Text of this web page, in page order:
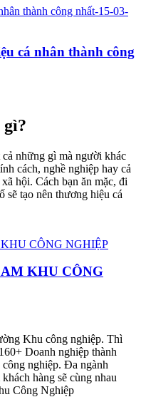
cá nhân thành công
gì?
những gì mà người khác
cách, nghề nghiệp hay cả
hội. Cách bạn ăn mặc, đi
tạo nên thương hiệu cá
KHU CÔNG
Khu công nghiệp. Thì
Doanh nghiệp thành
nghiệp. Đa ngành
hàng sẽ cùng nhau
Công Nghiệp